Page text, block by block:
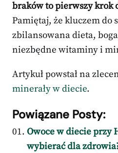
braków to pierwszy krok
Pamiętaj, że kluczem do
zbilansowana dieta,
niezbędne witaminy i
Artykuł powstał na
minerały w diecie.
Powiązane Posty:
Owoce w diecie przy
wybierać dla